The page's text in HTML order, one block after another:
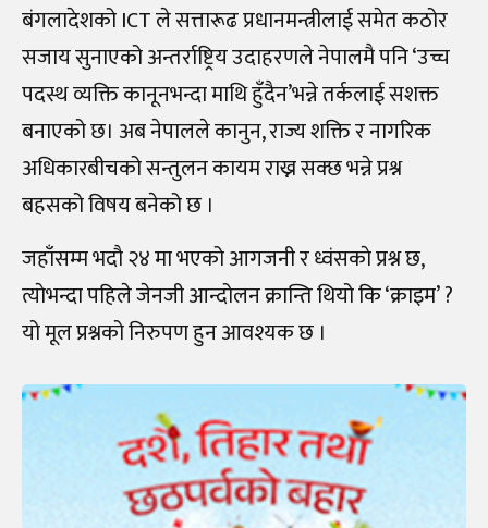
बंगलादेशको ICT ले सत्तारूढ प्रधानमन्त्रीलाई समेत कठोर
सजाय सुनाएको अन्तर्राष्ट्रिय उदाहरणले नेपालमै पनि ‘उच्च
पदस्थ व्यक्ति कानूनभन्दा माथि हुँदैन’भन्ने तर्कलाई सशक्त
बनाएको छ। अब नेपालले कानुन, राज्य शक्ति र नागरिक
अधिकारबीचको सन्तुलन कायम राख्न सक्छ भन्ने प्रश्न
बहसको विषय बनेको छ ।
जहाँसम्म भदाै २४ मा भएको आगजनी र ध्वंसकाे प्रश्न छ,
त्याेभन्दा पहिले जेनजी आन्दोलन क्रान्ति थियो कि ‘क्राइम’ ?
यो मूल प्रश्नको निरुपण हुन आवश्यक छ ।